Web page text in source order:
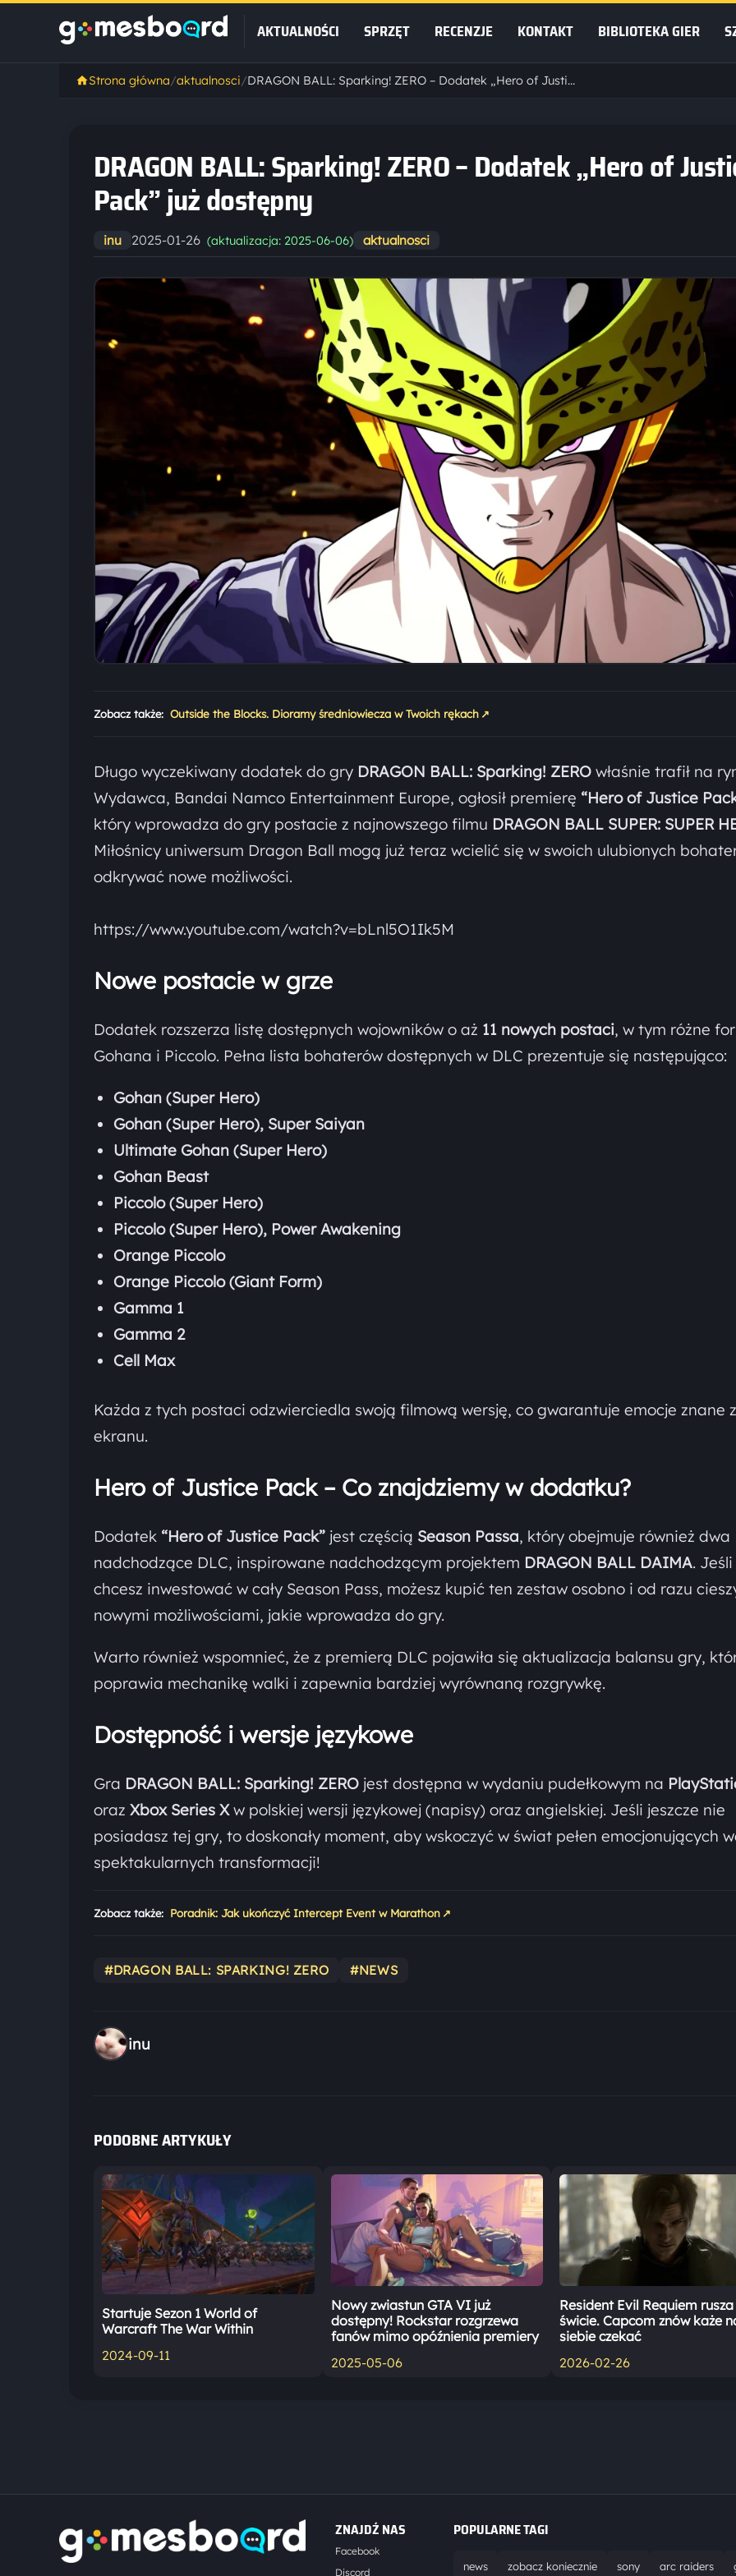
AKTUALNOŚCI SPRZĘT RECENZJE KONTAKT BIBLIOTEKA GIER
Strona główna/aktualnosci/ DRAGON BALL: Sparking! ZERO – Dodatek „Hero of Justice Pack” już dostępny
DRAGON BALL: Sparking! ZERO – Dodatek „Hero of
Pack” już dostępny
inu 2025-01-26 (aktualizacja: 2025-06-06) aktualnosci
Zobacz także: Outside the Blocks. Dioramy średniowiecza w Twoich rękach ↗
Długo wyczekiwany dodatek do gry DRAGON BALL: Sparking! ZERO właśnie trafił na
Wydawca, Bandai Namco Entertainment Europe, ogłosił premierę “Hero of Justice
który wprowadza do gry postacie z najnowszego filmu DRAGON BALL SUPER: SUPER
Miłośnicy uniwersum Dragon Ball mogą już teraz wcielić się w swoich ulubionych
odkrywać nowe możliwości.
https://www.youtube.com/watch?v=bLnl5O1Ik5M
Nowe postacie w grze
Dodatek rozszerza listę dostępnych wojowników o aż 11 nowych postaci, w tym różne
Gohana i Piccolo. Pełna lista bohaterów dostępnych w DLC prezentuje się następująco:
Gohan (Super Hero)
Gohan (Super Hero), Super Saiyan
Ultimate Gohan (Super Hero)
Gohan Beast
Piccolo (Super Hero)
Piccolo (Super Hero), Power Awakening
Orange Piccolo
Orange Piccolo (Giant Form)
Gamma 1
Gamma 2
Cell Max
Każda z tych postaci odzwierciedla swoją filmową wersję, co gwarantuje emocje znane z
ekranu.
Hero of Justice Pack – Co znajdziemy w dodatku?
Dodatek “Hero of Justice Pack” jest częścią Season Passa, który obejmuje również dwa
nadchodzące DLC, inspirowane nadchodzącym projektem DRAGON BALL DAIMA.
chcesz inwestować w cały Season Pass, możesz kupić ten zestaw osobno i od razu
nowymi możliwościami, jakie wprowadza do gry.
Warto również wspomnieć, że z premierą DLC pojawiła się aktualizacja balansu gry,
poprawia mechanikę walki i zapewnia bardziej wyrównaną rozgrywkę.
Dostępność i wersje językowe
Gra DRAGON BALL: Sparking! ZERO jest dostępna w wydaniu pudełkowym na
oraz Xbox Series Xw polskiej wersji językowej (napisy) oraz angielskiej. Jeśli jeszcze nie
posiadasz tej gry, to doskonały moment, aby wskoczyć w świat pełen emocjonujących
spektakularnych transformacji!
Zobacz także: Poradnik: Jak ukończyć Intercept Event w Marathon ↗
#DRAGON BALL: SPARKING! ZERO #NEWS
inu
PODOBNE ARTYKUŁY
Startuje Sezon 1 World of
Warcraft The War Within
2024-09-11
Nowy zwiastun GTA VI już
dostępny! Rockstar rozgrzewa
fanów mimo opóźnienia premiery
2025-05-06
Resident Evil Requiem
świcie. Capcom znów każe
siebie czekać
2026-02-26
ZNAJDŹ NAS
Facebook
Discord
POPULARNE TAGI
news zobacz koniecznie sony arc raiders